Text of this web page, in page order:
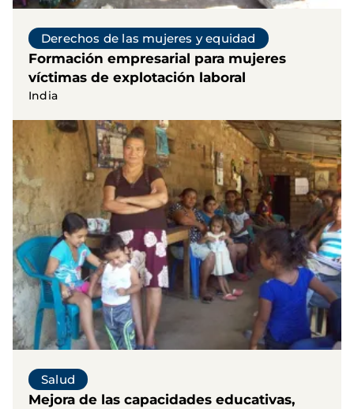
Derechos de las mujeres y equidad
Formación empresarial para mujeres
víctimas de explotación laboral
India
Salud
Mejora de las capacidades educativas,